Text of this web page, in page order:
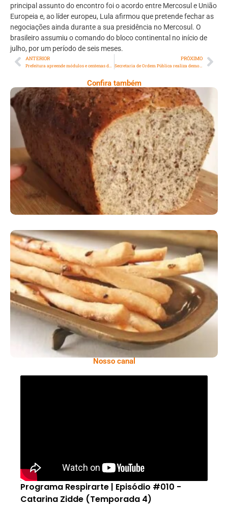
principal assunto do encontro foi o acordo entre Mercosul e União
Europeia e, ao líder europeu, Lula afirmou que pretende fechar as
negociações ainda durante a sua presidência no Mercosul. O
brasileiro assumiu o comando do bloco continental no início de
julho, por um período de seis meses.
ANTERIOR PRÓXIMO
Secretaria de Ordem Pública realiza demolição de construções irregulares em área de luxo, no Joá
Confira também
Comer Bem: Pão Low Carb
Comer Bem: Palitinhos De Cebola E Salsa
Nosso canal
Programa Respirarte | Episódio #010 -
Catarina Zidde (Temporada 4)